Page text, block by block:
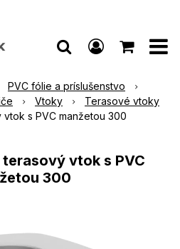
PVC fólie a príslušenstvo
Vtoky
Terasové vtoky
s PVC manžetou 300
vtok s PVC
300